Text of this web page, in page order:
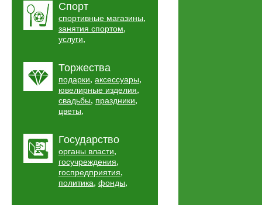
Спорт
спортивные магазины,
занятия спортом,
услуги,
Торжества
подарки, аксессуары,
ювелирные изделия,
свадьбы, праздники,
цветы,
Государство
органы власти,
госучреждения,
госпредприятия,
политика, фонды,